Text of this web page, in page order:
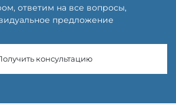
ответим на все вопросы,
предложение
консультацию